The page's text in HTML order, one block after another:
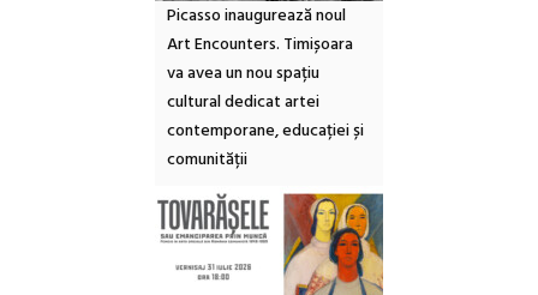
Picasso inaugurează noul
Art Encounters. Timișoara
va avea un nou spațiu
cultural dedicat artei
contemporane, educației și
comunității